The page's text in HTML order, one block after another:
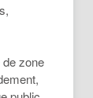
de zone